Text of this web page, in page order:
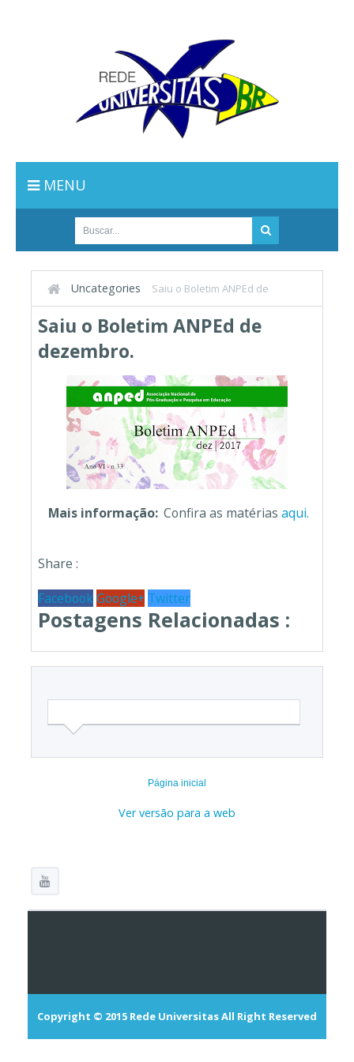
MENU
Uncategories Saiu o Boletim ANPEd de
dezembro.
Saiu o Boletim ANPEd de
dezembro.
Mais informação: Confira as matériasaqui.
Share :
Facebook Google+ Twitter
Postagens Relacionadas :
Página inicial
Ver versão para a web
Copyright © 2015 Rede UniversitasAll Right Reserved